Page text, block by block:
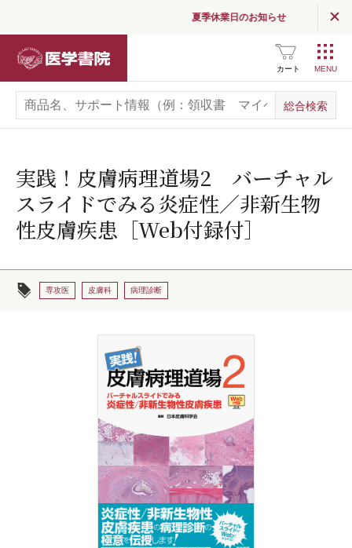
夏季休業日のお知らせ
カート
実践！皮膚病理道場2 バーチャル
スライドでみる炎症性／非新生物
性皮膚疾患［Web付録付］
専攻医 皮膚科 病理診断